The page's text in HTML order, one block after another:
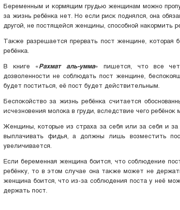
Беременным и кормящим грудью женщинам можно
за жизнь ребёнка нет. Но если риск поднялся, она
другой, не постящейся женщины, способной накормить
Также разрешается прервать пост женщине, которая
ребёнка.
В книге «Рахмат аль-умма» пишется, что все
дозволенности не соблюдать пост женщине,
будет поститься, её пост будет действительным.
Беспокойство за жизнь ребёнка считается
исчезновения молока в груди, вследствие чего
Женщины, которые из страха за себя или за себя и за
выплачивать фидья, а должны лишь возместить
увеличивается.
Если беременная женщина боится, что соблюдение
ребёнку, то в этом случае она также может не
женщина боится, что из-за соблюдения поста у неё
держать пост.